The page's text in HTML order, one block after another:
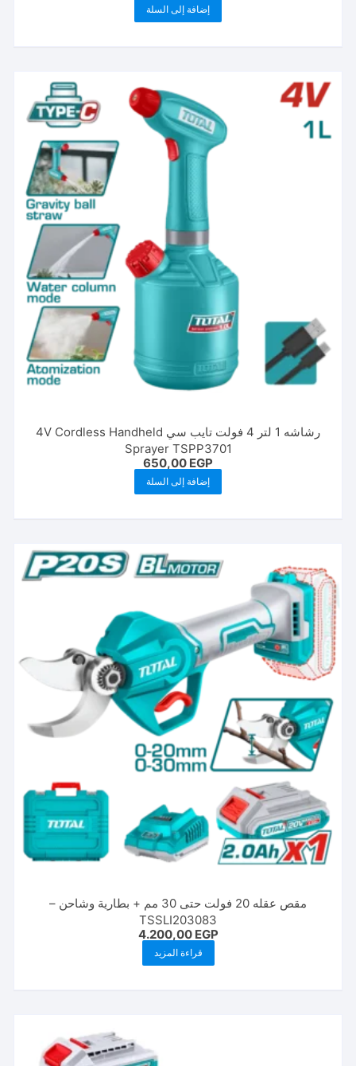
إضافة إلى السلة
رشاشه 1 لتر 4 فولت تايب سي 4V Cordless Handheld
Sprayer TSPP3701
650,00 EGP
إضافة إلى السلة
مقص عقله 20 فولت حتى 30 مم + بطارية وشاحن –
TSSLI203083
4.200,00 EGP
قراءة المزيد